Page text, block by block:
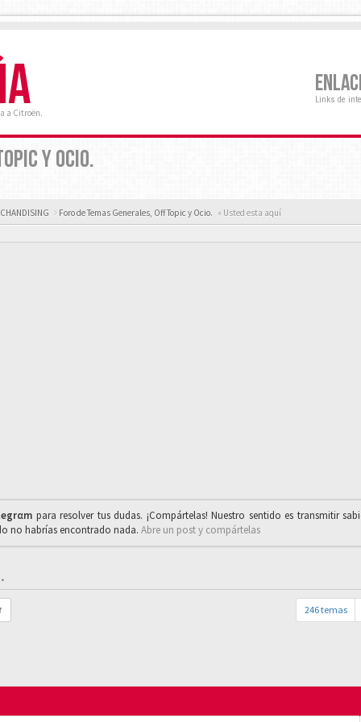
a Citroën.
Links de
Y OCIO.
Foro de Temas Generales, Off Topic y Ocio. « Usted esta aquí
para resolver tus dudas. ¡Compártelas! Nuestro sentido es transmitir
no habrías encontrado nada. Abre un post y compártelas
246 temas